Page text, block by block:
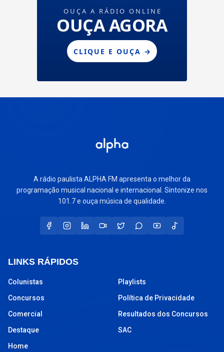
A rádio paulista ALPHA FM apresenta o melhor da
programação musical nacional e internacional. Sintonize nos
101.7 e ouça música de qualidade.
LINKS RÁPIDOS
Colunistas
Concursos
Comercial
Destaque
Home
Playlists
Política de Privacidade
Resultados dos Concursos
SAC